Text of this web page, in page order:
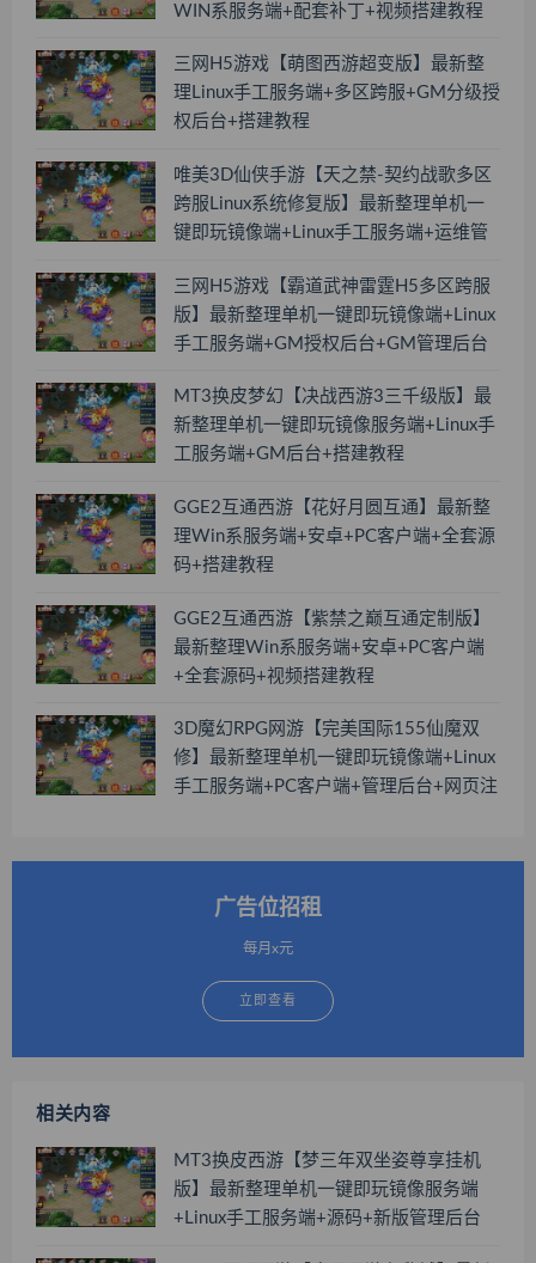
WIN系服务端+配套补丁+视频搭建教程
三网H5游戏【萌图西游超变版】最新整
理Linux手工服务端+多区跨服+GM分级授
权后台+搭建教程
唯美3D仙侠手游【天之禁-契约战歌多区
跨服Linux系统修复版】最新整理单机一
键即玩镜像端+Linux手工服务端+运维管
+安卓+搭建教程
三网H5游戏【霸道武神雷霆H5多区跨服
版】最新整理单机一键即玩镜像端+Linux
手工服务端+GM授权后台+GM管理后台
MT3换皮梦幻【决战西游3三千级版】最
新整理单机一键即玩镜像服务端+Linux手
工服务端+GM后台+搭建教程
GGE2互通西游【花好月圆互通】最新整
理Win系服务端+安卓+PC客户端+全套源
码+搭建教程
GGE2互通西游【紫禁之巅互通定制版】
最新整理Win系服务端+安卓+PC客户端
+全套源码+视频搭建教程
3D魔幻RPG网游【完美国际155仙魔双
修】最新整理单机一键即玩镜像端+Linux
手工服务端+PC客户端+管理后台+网页注
广告位招租
每月x元
立即查看
相关内容
MT3换皮西游【梦三年双坐姿尊享挂机
版】最新整理单机一键即玩镜像服务端
+Linux手工服务端+源码+新版管理后台